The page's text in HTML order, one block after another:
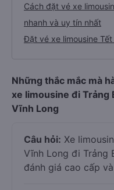
Cách đặt vé xe
nhanh và uy tín nhất
Đặt vé xe limousine
Những thắc mắc mà
xe limousine đi Trảng
Vĩnh Long
Câu hỏi: Xe
Vĩnh Long đi Trảng
đánh giá cao cấp